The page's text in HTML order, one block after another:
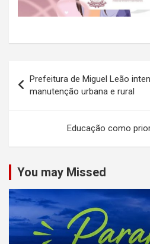
de
Post
Prefeitura de Miguel Leão
manutenção urbana e rural
Educação como
You may Missed